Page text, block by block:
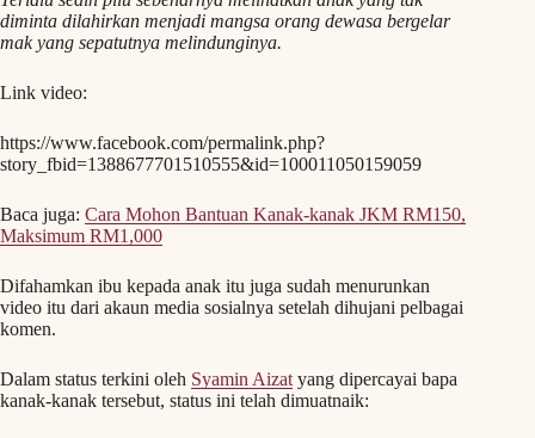
diminta dilahirkan menjadi mangsa orang dewasa bergelar
mak yang sepatutnya melindunginya.
Link video:
https://www.facebook.com/permalink.php?
story_fbid=1388677701510555&id=100011050159059
Baca juga: Cara Mohon Bantuan Kanak-kanak JKM RM150,
Maksimum RM1,000
Difahamkan ibu kepada anak itu juga sudah menurunkan
video itu dari akaun media sosialnya setelah dihujani pelbagai
komen.
Dalam status terkini oleh Syamin Aizat yang dipercayai bapa
kanak-kanak tersebut, status ini telah dimuatnaik: